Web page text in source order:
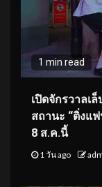
1 min read
เปิดจักรวาลเ
สถานะ “ติ่งแ
8 ส.ค.นี้
1 วัน ago